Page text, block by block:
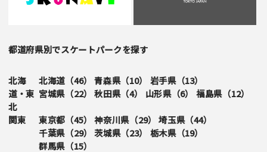
都道府県別でスケートパークを探す
北海
道・東
北
北海道（46） 青森県（10） 岩手県（13）
宮城県（22） 秋田県（4） 山形県（6） 福島県（12）
関東 東京都（45） 神奈川県（29） 埼玉県（44）
千葉県（29） 茨城県（23） 栃木県（19）
群馬県（15）